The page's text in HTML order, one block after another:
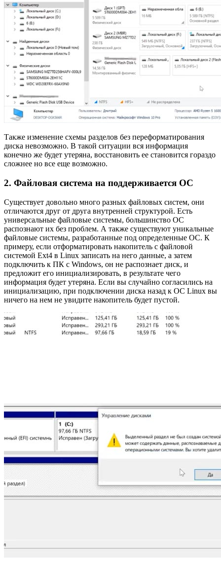
Также изменение схемы разделов без переформатирования
диска невозможно. В такой ситуации вся информация
конечно же будет утеряна, восстановить ее становится гораздо
сложнее но все еще возможно.
2. Файловая система на поддерживается ОС
Существует довольно много разных файловых систем, они
отличаются друг от друга внутренней структурой. Есть
универсальные файловые системы, большинство ОС
распознают их без проблем. А также существуют уникальные
файловые системы, разработанные под определенные ОС. К
примеру, если отформатировать накопитель с файловой
системой Ext4 в Linux записать на него данные, а затем
подключить к ПК c Windows, он не распознает диск, и
предложит его инициализировать, в результате чего
информация будет утеряна. Если вы случайно согласились на
инициализацию, при подключении диска назад к ОС Linux вы
ничего на нем не увидите накопитель будет пустой.